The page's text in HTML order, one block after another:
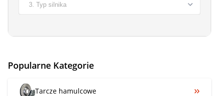
Popularne Kategorie
Tarcze hamulcowe